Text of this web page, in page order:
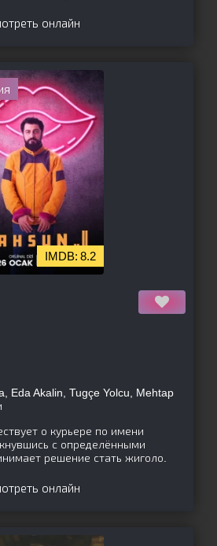
онлайн
8.2
Eda Akalin, Tugçe Yolcu, Mehtap
о курьере по имени
с определёнными
решение стать жиголо.
онлайн